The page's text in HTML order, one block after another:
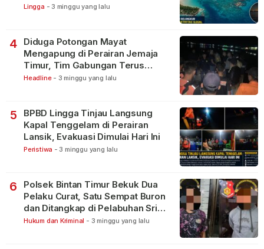
Lingga - 3 minggu yang lalu
4
Diduga Potongan Mayat
Mengapung di Perairan Jemaja
Timur, Tim Gabungan Terus
Lakukan Pencarian
Headline - 3 minggu yang lalu
5
BPBD Lingga Tinjau Langsung
Kapal Tenggelam di Perairan
Lansik, Evakuasi Dimulai Hari Ini
Peristiwa - 3 minggu yang lalu
6
Polsek Bintan Timur Bekuk Dua
Pelaku Curat, Satu Sempat Buron
dan Ditangkap di Pelabuhan Sri
Bintan Pura
Hukum dan Kriminal - 3 minggu yang lalu